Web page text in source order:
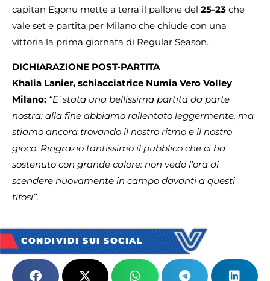
capitan Egonu mette a terra il pallone del 25-23 che
vale set e partita per Milano che chiude con una
vittoria la prima giornata di Regular Season.
DICHIARAZIONE POST-PARTITA
Khalia Lanier, schiacciatrice Numia Vero Volley
Milano: “E’ stata una bellissima partita da parte
nostra: alla fine abbiamo rallentato leggermente, ma
stiamo ancora trovando il nostro ritmo e il nostro
gioco. Ringrazio tantissimo il pubblico che ci ha
sostenuto con grande calore: non vedo l’ora di
scendere nuovamente in campo davanti a questi
tifosi”.
CONDIVIDI SUI SOCIAL